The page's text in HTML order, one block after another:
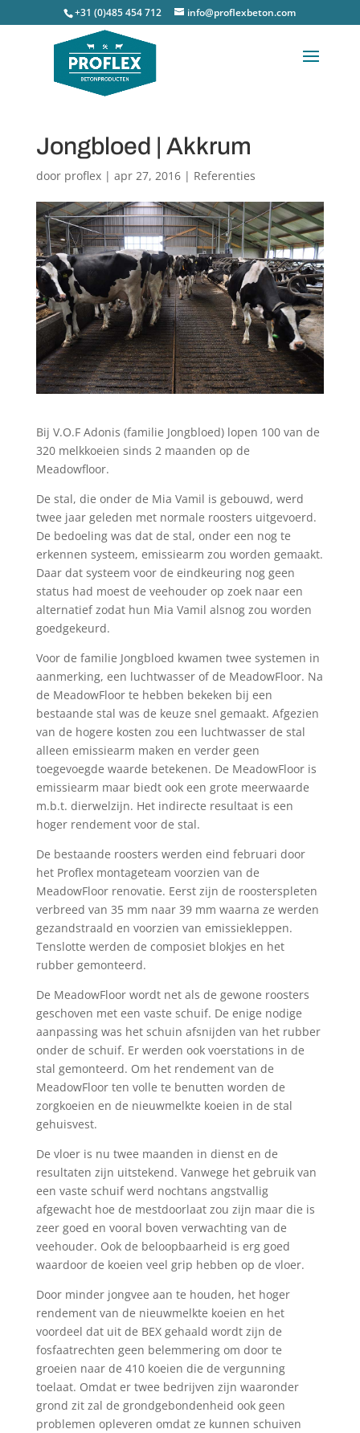
+31 (0)485 454 712 info@proflexbeton.com
Jongbloed | Akkrum
door proflex| apr 27, 2016| Referenties
Bij V.O.F Adonis (familie Jongbloed) lopen 100 van de
320 melkkoeien sinds 2 maanden op de
Meadowfloor.
De stal, die onder de Mia Vamil is gebouwd, werd
twee jaar geleden met normale roosters uitgevoerd.
De bedoeling was dat de stal, onder een nog te
erkennen systeem, emissiearm zou worden gemaakt.
Daar dat systeem voor de eindkeuring nog geen
status had moest de veehouder op zoek naar een
alternatief zodat hun Mia Vamil alsnog zou worden
goedgekeurd.
Voor de familie Jongbloed kwamen twee systemen in
aanmerking, een luchtwasser of de MeadowFloor. Na
de MeadowFloor te hebben bekeken bij een
bestaande stal was de keuze snel gemaakt. Afgezien
van de hogere kosten zou een luchtwasser de stal
alleen emissiearm maken en verder geen
toegevoegde waarde betekenen. De MeadowFloor is
emissiearm maar biedt ook een grote meerwaarde
m.b.t. dierwelzijn. Het indirecte resultaat is een
hoger rendement voor de stal.
De bestaande roosters werden eind februari door
het Proflex montageteam voorzien van de
MeadowFloor renovatie. Eerst zijn de roosterspleten
verbreed van 35 mm naar 39 mm waarna ze werden
gezandstraald en voorzien van emissiekleppen.
Tenslotte werden de composiet blokjes en het
rubber gemonteerd.
De MeadowFloor wordt net als de gewone roosters
geschoven met een vaste schuif. De enige nodige
aanpassing was het schuin afsnijden van het rubber
onder de schuif. Er werden ook voerstations in de
stal gemonteerd. Om het rendement van de
MeadowFloor ten volle te benutten worden de
zorgkoeien en de nieuwmelkte koeien in de stal
gehuisvest.
De vloer is nu twee maanden in dienst en de
resultaten zijn uitstekend. Vanwege het gebruik van
een vaste schuif werd nochtans angstvallig
afgewacht hoe de mestdoorlaat zou zijn maar die is
zeer goed en vooral boven verwachting van de
veehouder. Ook de beloopbaarheid is erg goed
waardoor de koeien veel grip hebben op de vloer.
Door minder jongvee aan te houden, het hoger
rendement van de nieuwmelkte koeien en het
voordeel dat uit de BEX gehaald wordt zijn de
fosfaatrechten geen belemmering om door te
groeien naar de 410 koeien die de vergunning
toelaat. Omdat er twee bedrijven zijn waaronder
grond zit zal de grondgebondenheid ook geen
problemen opleveren omdat ze kunnen schuiven